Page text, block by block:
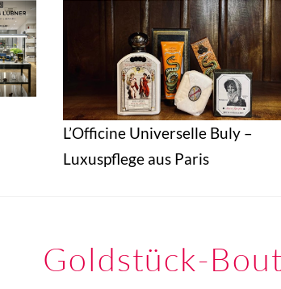
L’Officine Universelle Buly –
Luxuspflege aus Paris
Goldstück-